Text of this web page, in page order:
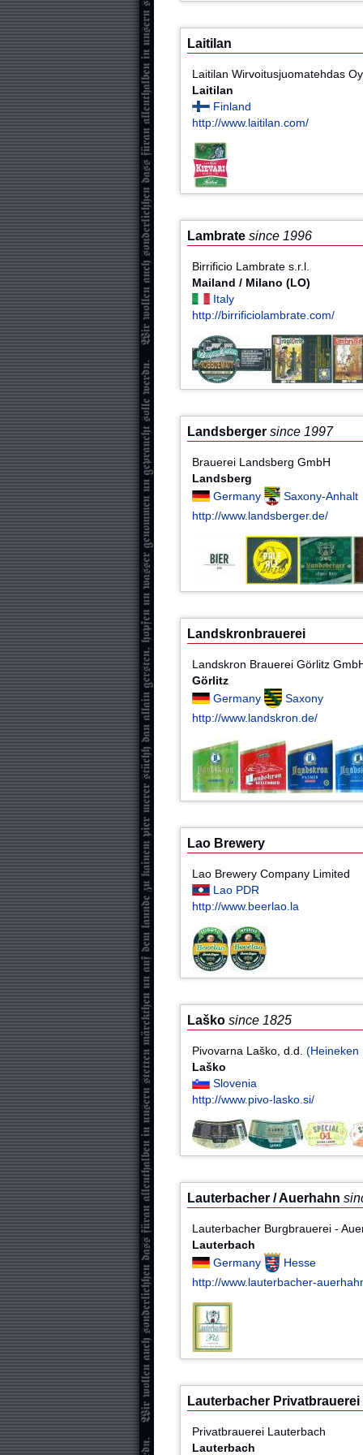
Laitilan
Laitilan Wirvoitusjuomatehdas Oy
Laitilan
Finland
http://www.laitilan.com/
Lambrate since 1996
Birrificio Lambrate s.r.l.
Mailand / Milano (LO)
Italy
http://birrificiolambrate.com/
Landsberger since 1997
Brauerei Landsberg GmbH
Landsberg
Germany
Saxony-Anhalt
http://www.landsberger.de/
Landskronbrauerei
Landskron Brauerei Görlitz
Görlitz
Germany
Saxony
http://www.landskron.de/
Lao Brewery
Lao Brewery Company Limited
Lao PDR
http://www.beerlao.la
Laško since 1825
Pivovarna Laško, d.d.(Heineken
Laško
Slovenia
http://www.pivo-lasko.si/
Lauterbacher / Auerhahn
Lauterbacher Burgbrauerei -
Lauterbach
Germany
Hesse
http://www.lauterbacher-
Lauterbacher Privatbrauerei
Privatbrauerei Lauterbach
Lauterbach